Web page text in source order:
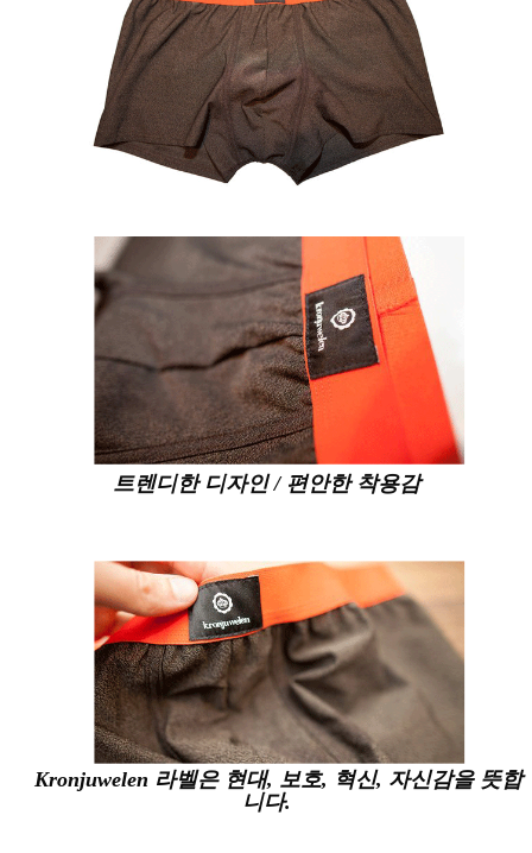
트렌디한 디자인 / 편안한 착용감
Kronjuwelen 라벨은 현대, 보호, 혁신, 자신감을 뜻합
니다.